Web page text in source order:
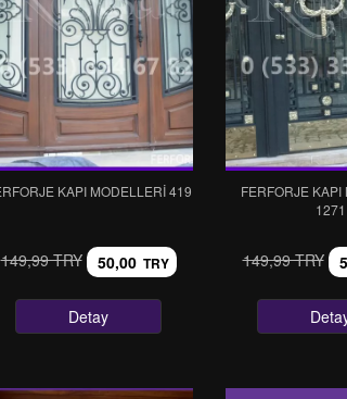
KAPI MODELLERI 419
149,99 TRY 50,00 TRY
Detay
FERFORJE KAPI
1271
149,99 TRY